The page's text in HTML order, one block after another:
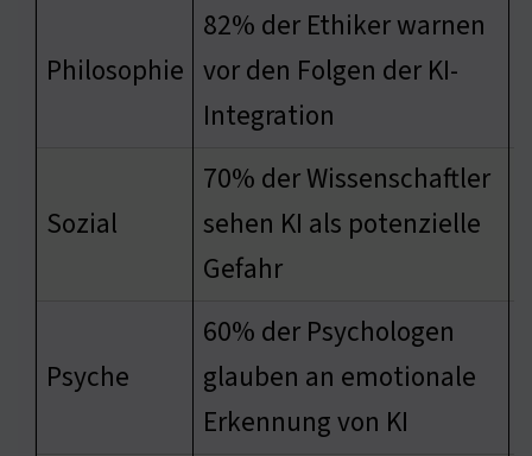
Philosophie
82% der Ethiker warnen
vor den Folgen der KI-
Integration
Sozial
70% der Wissenschaftler
sehen KI als potenzielle
Gefahr
Psyche
60% der Psychologen
glauben an emotionale
Erkennung von KI